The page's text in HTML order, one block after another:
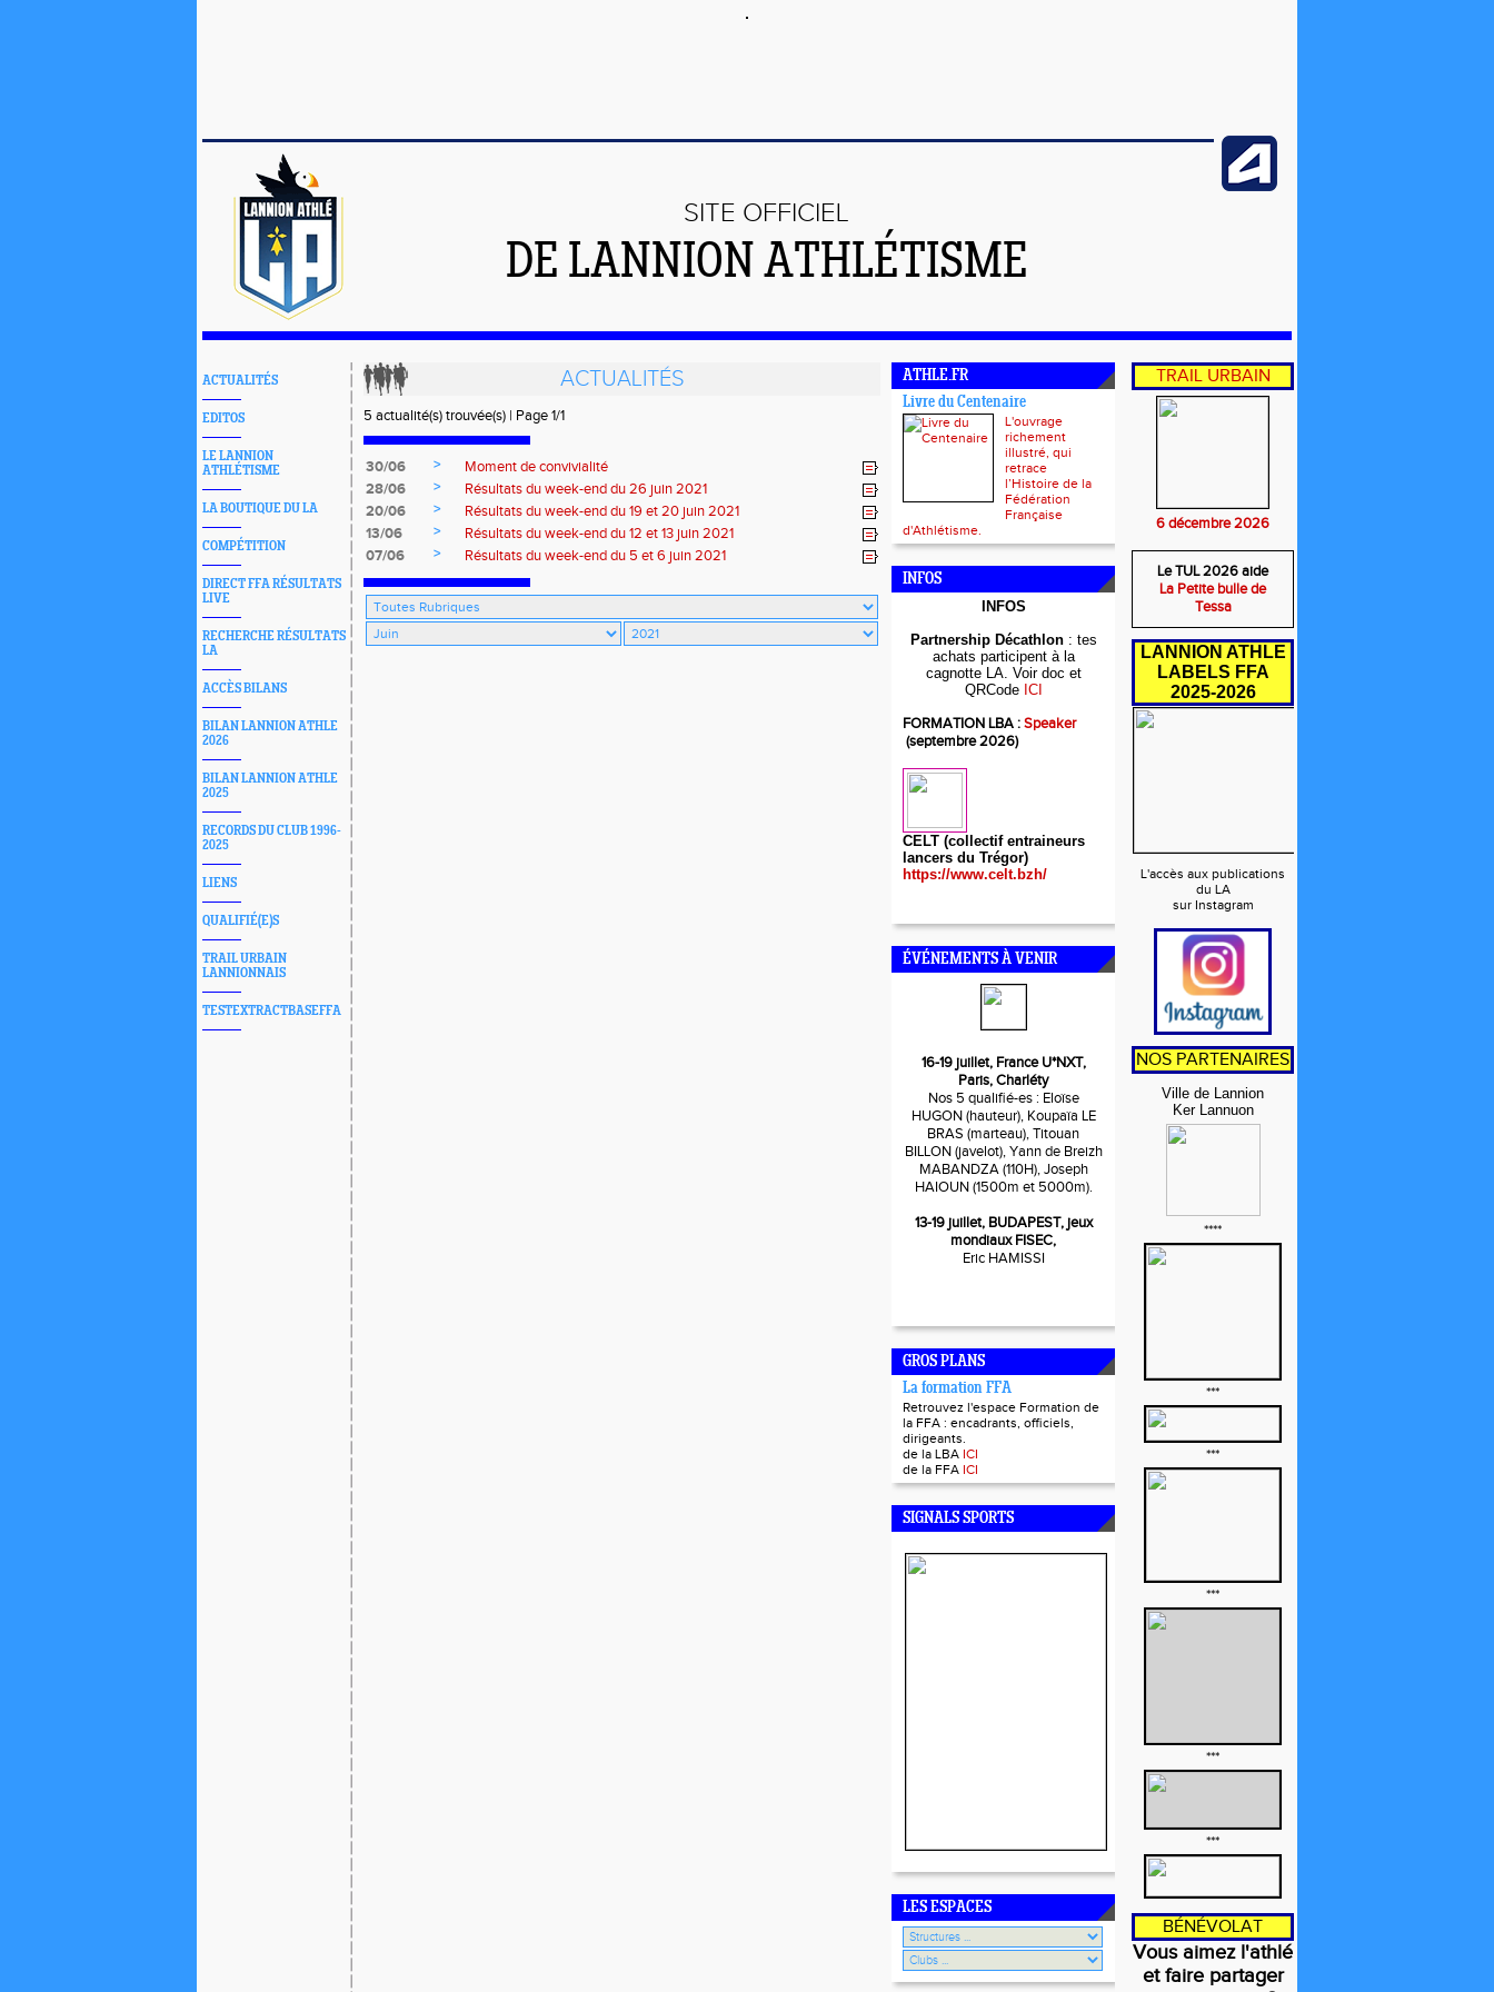
SITE OFFICIEL
DE LANNION ATHLÉTISME
ACTUALITÉS
EDITOS
LE LANNION
ATHLÉTISME
LA BOUTIQUE DU LA
COMPÉTITION
DIRECT FFA RÉSULTATS
LIVE
RECHERCHE RÉSULTATS
LA
ACCÈS BILANS
BILAN LANNION ATHLE
2026
BILAN LANNION ATHLE
2025
RECORDS DU CLUB 1996-
2025
LIENS
QUALIFIÉ(E)S
TRAIL URBAIN
LANNIONNAIS
TESTEXTRACTBASEFFA
ACTUALITÉS
5 actualité(s) trouvée(s) | Page 1/1
30/06 >
Moment de convivialité
28/06
>
Résultats du week-end du 26 juin 2021
20/06
>
Résultats du week-end du 19 et 20 juin 2021
13/06
>
Résultats du week-end du 12 et 13 juin 2021
07/06
> Résultats du week-end du 5 et 6 juin 2021
ATHLE.FR
Livre du Centenaire
L'ouvrage
richement
illustré, qui
retrace
l’Histoire de la
Fédération
Française
d'Athlétisme.
INFOS
INFOS
Partnership Décathlon : tes
achats participent à la
cagnotte LA. Voir doc et
QRCode ICI
FORMATION LBA :Speaker
(septembre 2026)
CELT (collectif entraineurs
lancers du Trégor)
https://www.celt.bzh/
ÉVÉNEMENTS À VENIR
16-19 juillet, France U*NXT,
Paris, Charléty
Nos 5 qualifié-es : Eloïse
HUGON (hauteur), Koupaïa LE
BRAS (marteau), Titouan
BILLON (javelot), Yann de Breizh
MABANDZA (110H), Joseph
HAIOUN (1500m et 5000m).
13-19 juillet, BUDAPEST, jeux
mondiaux FISEC,
Eric HAMISSI
GROS PLANS
La formation FFA
Retrouvez l'espace Formation de
la FFA : encadrants, officiels,
dirigeants.
de la LBA ICI
de la FFA ICI
SIGNALS SPORTS
LES ESPACES
TRAIL URBAIN
6 décembre 2026
Le TUL 2026 aide
La Petite bulle de
Tessa
LANNION ATHLE
LABELS FFA
2025-2026
L'accès aux publications
du LA
sur Instagram
NOS PARTENAIRES
Ville de Lannion
Ker Lannuon
****
***
***
***
***
***
BÉNÉVOLAT
Vous aimez l'athlé
et faire partager